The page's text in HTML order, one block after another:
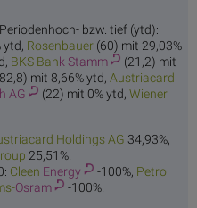
bzw. tief (ytd):
ytd, Rosenbauer (60) mit 29,03%
BKS Bank Stamm
(21,2) mit
mit 8,66% ytd, Austriacard
h AG (22) mit 0% ytd, Wiener
Holdings AG 34,93%,
25,51%.
Cleen Energy -100%, Petro
Osram -100%.